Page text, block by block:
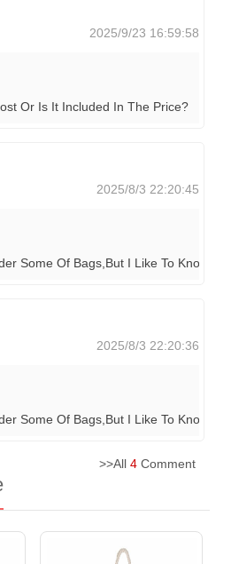
2025/9/23 16:59:58
Or Is It Included In The Price?
2025/8/3 22:20:45
Some Of Bags,but I Like To Know
2025/8/3 22:20:36
Some Of Bags,but I Like To Know
>>All 4 Comment